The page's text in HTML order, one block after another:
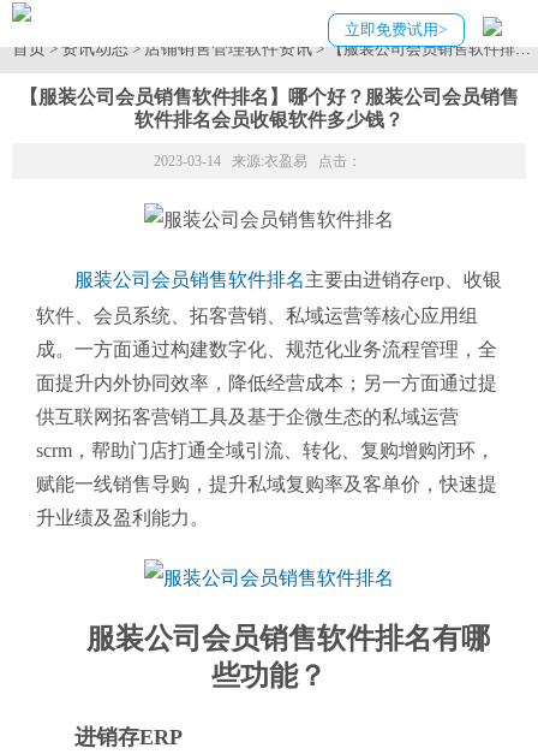
立即免费试用>
首页>资讯动态>店铺销售管理软件资讯> 【服装公司会员销售软件排名
【服装公司会员销售软件排名】哪个好？服装公司会员销售
软件排名会员收银软件多少钱？
2023-03-14 来源:衣盈易 点击：
服装公司会员销售软件排名主要由进销存erp、收银
软件、会员系统、拓客营销、私域运营等核心应用组
成。一方面通过构建数字化、规范化业务流程管理，全
面提升内外协同效率，降低经营成本；另一方面通过提
供互联网拓客营销工具及基于企微生态的私域运营
scrm，帮助门店打通全域引流、转化、复购增购闭环，
赋能一线销售导购，提升私域复购率及客单价，快速提
升业绩及盈利能力。
服装公司会员销售软件排名有哪
些功能？
进销存ERP